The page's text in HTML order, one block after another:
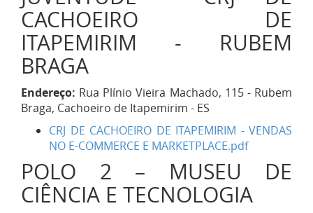
CACHOEIRO DE
ITAPEMIRIM - RUBEM
BRAGA
Endereço: Rua Plínio Vieira Machado, 115 - Rubem
Braga, Cachoeiro de Itapemirim - ES
CRJ DE CACHOEIRO DE ITAPEMIRIM - VENDAS
NO E-COMMERCE E MARKETPLACE.pdf
POLO 2 – MUSEU DE
CIÊNCIA E TECNOLOGIA